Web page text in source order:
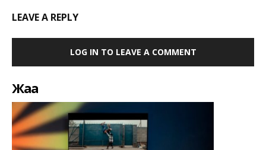
LEAVE A REPLY
LOG IN TO LEAVE A COMMENT
Жаңа